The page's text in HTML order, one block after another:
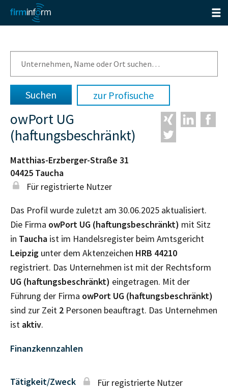
zur Profisuche
owPort UG
(haftungsbeschränkt)
Matthias-Erzberger-Straße 31
04425 Taucha
Für registrierte Nutzer
Das Profil wurde zuletzt am 30.06.2025 aktualisiert.
Die Firma owPort UG (haftungsbeschränkt) mit Sitz
in Taucha ist im Handelsregister beim Amtsgericht
Leipzig unter dem Aktenzeichen HRB 44210
registriert. Das Unternehmen ist mit der Rechtsform
UG (haftungsbeschränkt) eingetragen. Mit der
Führung der Firma owPort UG (haftungsbeschränkt)
sind zur Zeit 2 Personen beauftragt. Das Unternehmen
ist aktiv.
Finanzkennzahlen
Tätigkeit/Zweck Für registrierte Nutzer